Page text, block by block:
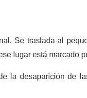
Se traslada al
lugar está marcado
la desaparición de